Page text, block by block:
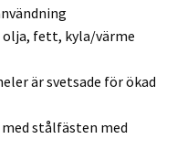
fett, kyla/värme
är svetsade för ökad
stålfästen med